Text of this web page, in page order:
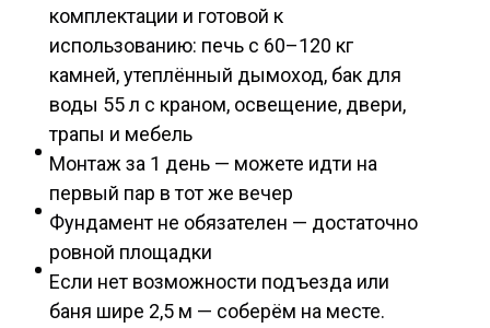
комплектации и готовой к
использованию: печь с 60–120 кг
камней, утеплённый дымоход, бак для
воды 55 л с краном, освещение, двери,
трапы и мебель
Монтаж за 1 день — можете идти на
первый пар в тот же вечер
Фундамент не обязателен — достаточно
ровной площадки
Если нет возможности подъезда или
баня шире 2,5 м — соберём на месте.